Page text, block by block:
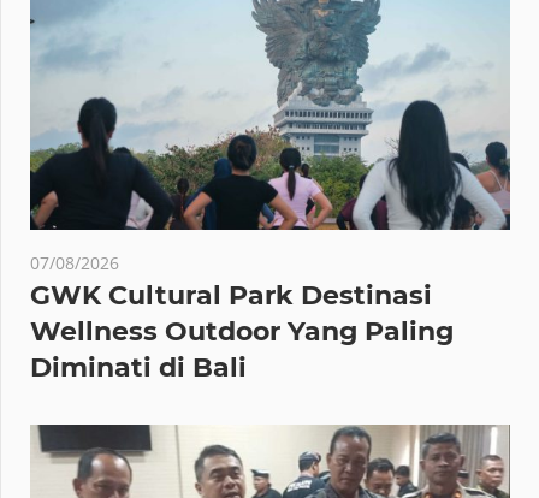
07/08/2026
GWK Cultural Park Destinasi
Wellness Outdoor Yang Paling
Diminati di Bali